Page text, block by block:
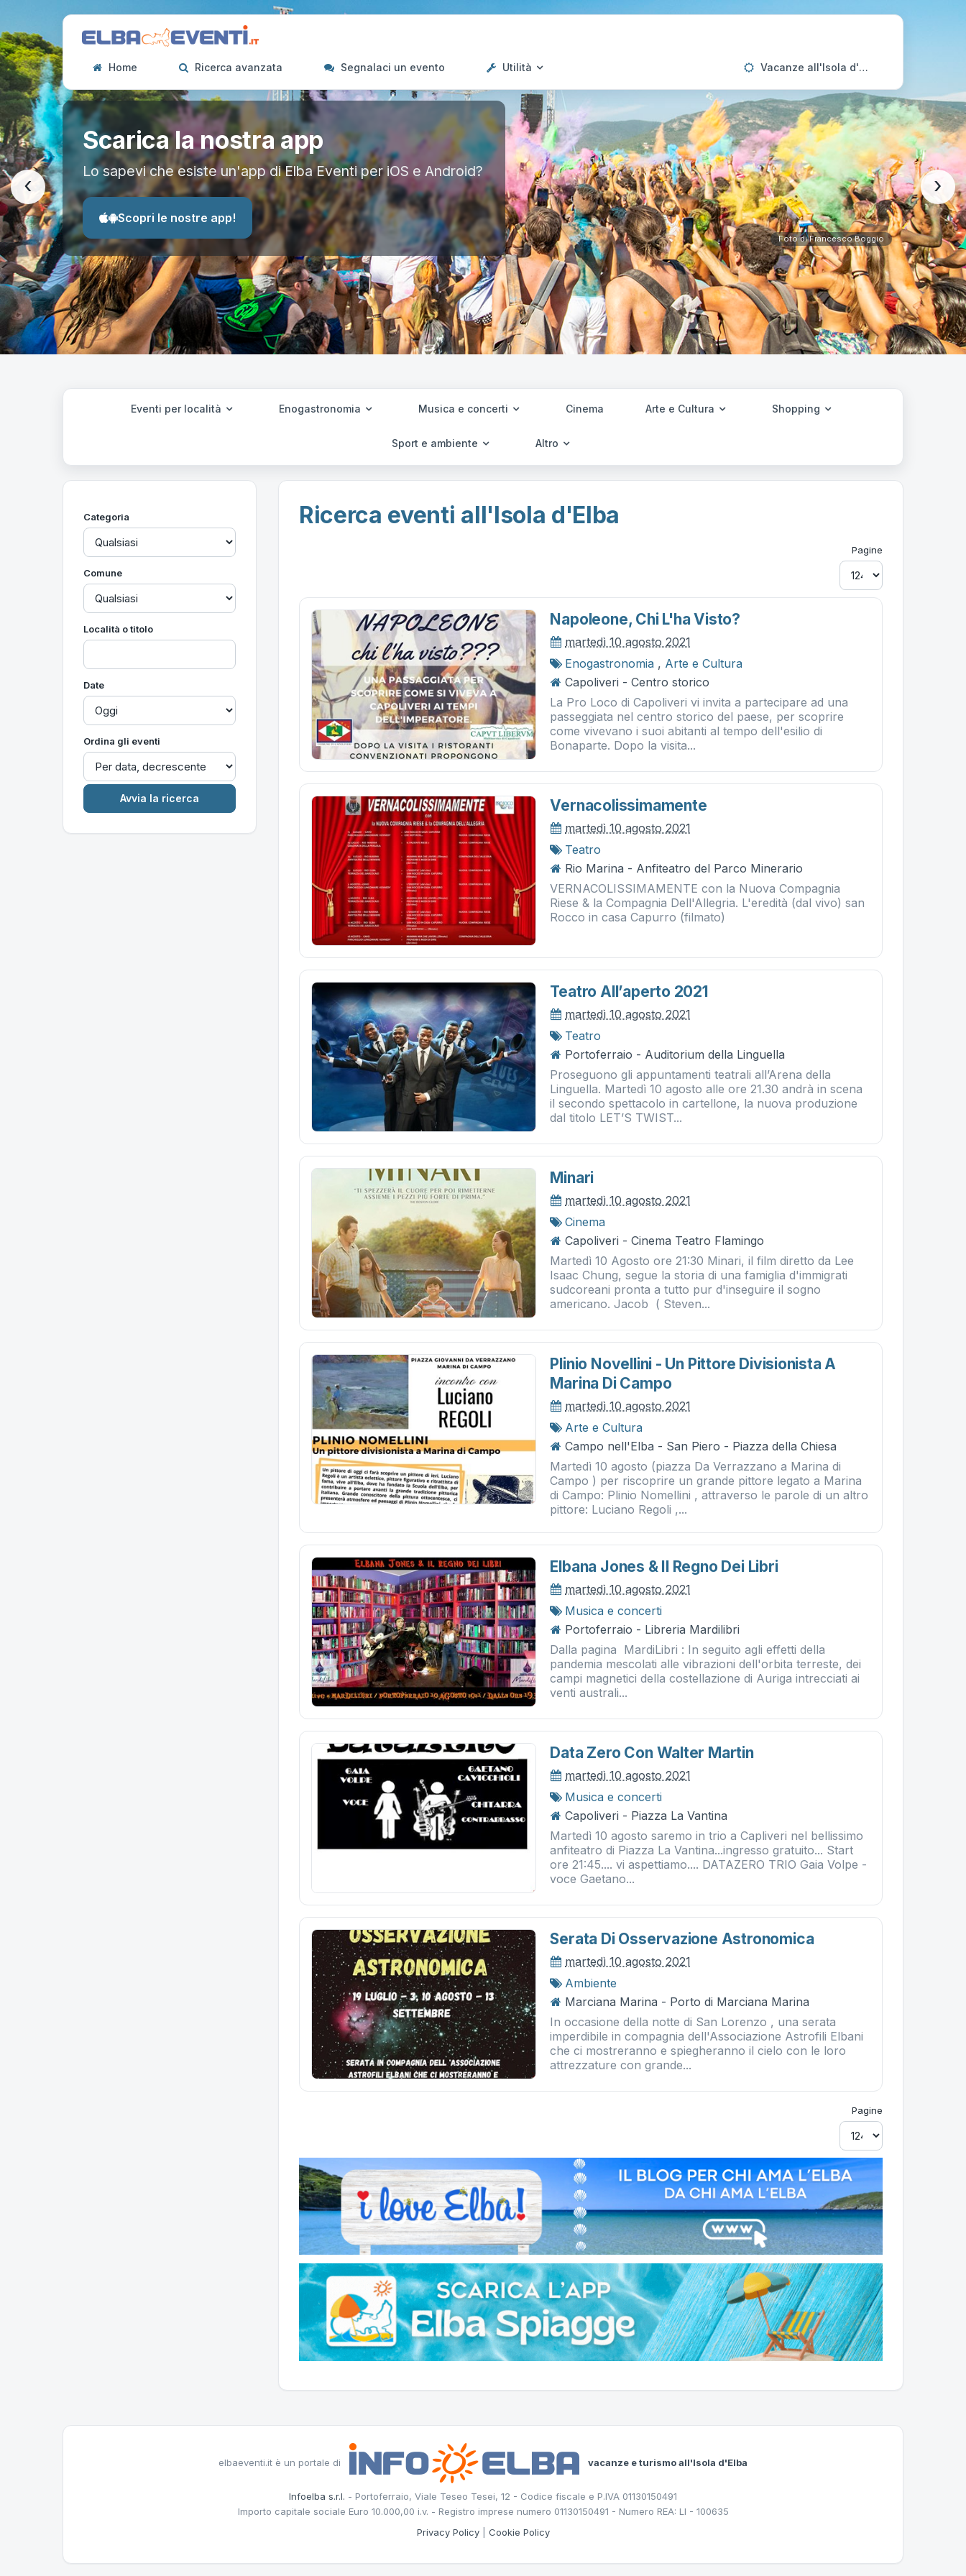
Home Ricerca avanzata Segnalaci un evento Utilità Vacanze all'Isola d'Elba
Scarica la nostra app
Lo sapevi che esiste un'app di Elba Eventi per iOS e Android?
Scopri le nostre app!
Foto di Francesco Boggio
‹ ›
Eventi per località Enogastronomia Musica e concerti Cinema Arte e Cultura Shopping
Sport e ambiente Altro
Categoria
Comune
Località o titolo
Date
Ordina gli eventi
Ricerca eventi all'Isola d'Elba
Pagine
Napoleone, Chi L'ha Visto?
martedì 10 agosto 2021
Enogastronomia , Arte e Cultura
Capoliveri - Centro storico
La Pro Loco di Capoliveri vi invita a partecipare ad una
passeggiata nel centro storico del paese, per scoprire
come vivevano i suoi abitanti al tempo dell'esilio di
Bonaparte. Dopo la visita...
Vernacolissimamente
martedì 10 agosto 2021
Teatro
Rio Marina - Anfiteatro del Parco Minerario
VERNACOLISSIMAMENTE con la Nuova Compagnia
Riese & la Compagnia Dell'Allegria. L'eredità (dal vivo) san
Rocco in casa Capurro (filmato)
Teatro All’aperto 2021
martedì 10 agosto 2021
Teatro
Portoferraio - Auditorium della Linguella
Proseguono gli appuntamenti teatrali all’Arena della
Linguella. Martedì 10 agosto alle ore 21.30 andrà in scena
il secondo spettacolo in cartellone, la nuova produzione
dal titolo LET’S TWIST...
Minari
martedì 10 agosto 2021
Cinema
Capoliveri - Cinema Teatro Flamingo
Martedì 10 Agosto ore 21:30 Minari, il film diretto da Lee
Isaac Chung, segue la storia di una famiglia d'immigrati
sudcoreani pronta a tutto pur d'inseguire il sogno
americano. Jacob ( Steven...
Plinio Novellini - Un Pittore Divisionista A
Marina Di Campo
martedì 10 agosto 2021
Arte e Cultura
Campo nell'Elba - San Piero - Piazza della Chiesa
Martedì 10 agosto (piazza Da Verrazzano a Marina di
Campo ) per riscoprire un grande pittore legato a Marina
di Campo: Plinio Nomellini , attraverso le parole di un altro
pittore: Luciano Regoli ,...
Elbana Jones & Il Regno Dei Libri
martedì 10 agosto 2021
Musica e concerti
Portoferraio - Libreria Mardilibri
Dalla pagina MardiLibri : In seguito agli effetti della
pandemia mescolati alle vibrazioni dell'orbita terreste, dei
campi magnetici della costellazione di Auriga intrecciati ai
venti australi...
Data Zero Con Walter Martin
martedì 10 agosto 2021
Musica e concerti
Capoliveri - Piazza La Vantina
Martedì 10 agosto saremo in trio a Capliveri nel bellissimo
anfiteatro di Piazza La Vantina...ingresso gratuito... Start
ore 21:45.... vi aspettiamo.... DATAZERO TRIO Gaia Volpe -
voce Gaetano...
Serata Di Osservazione Astronomica
martedì 10 agosto 2021
Ambiente
Marciana Marina - Porto di Marciana Marina
In occasione della notte di San Lorenzo , una serata
imperdibile in compagnia dell'Associazione Astrofili Elbani
che ci mostreranno e spiegheranno il cielo con le loro
attrezzature con grande...
Pagine
elbaeventi.it è un portale di vacanze e turismo all'Isola d'Elba
Infoelba s.r.l. - Portoferraio, Viale Teseo Tesei, 12 - Codice fiscale e P.IVA 01130150491
Importo capitale sociale Euro 10.000,00 i.v. - Registro imprese numero 01130150491 - Numero REA: LI - 100635
Privacy Policy| Cookie Policy